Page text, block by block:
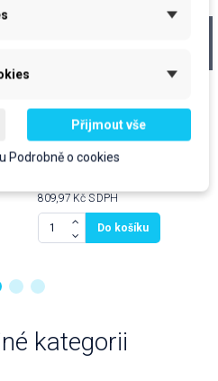
Skladem
prodejní jednotka: bal
669,40 Kč
809,97 KčS DPH
Do košíku
kategorii
Přijmout vše
Podrobně o cookies